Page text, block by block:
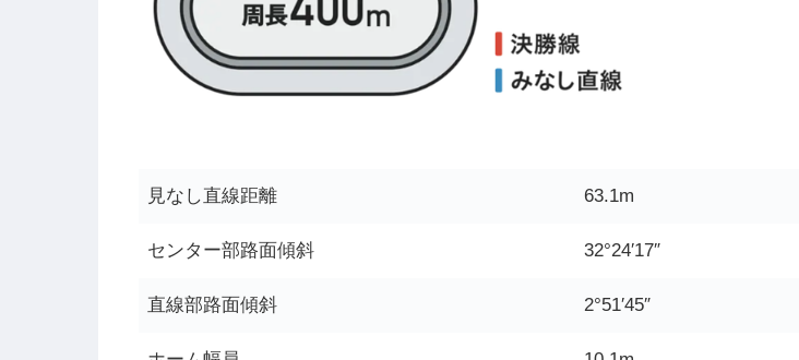
見なし直線距離 63.1m
センター部路面傾斜 32°24′17″
直線部路面傾斜 2°51′45″